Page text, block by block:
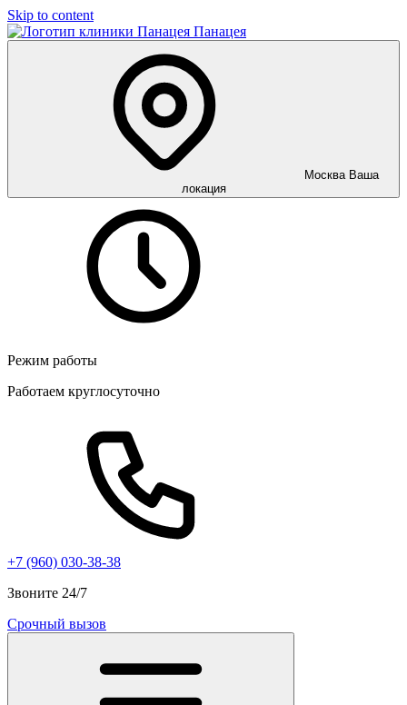
Skip to content
Панацея
Москва Ваша
локация
Режим работы
Работаем круглосуточно
+7 (960) 030-38-38
Звоните 24/7
Срочный вызов